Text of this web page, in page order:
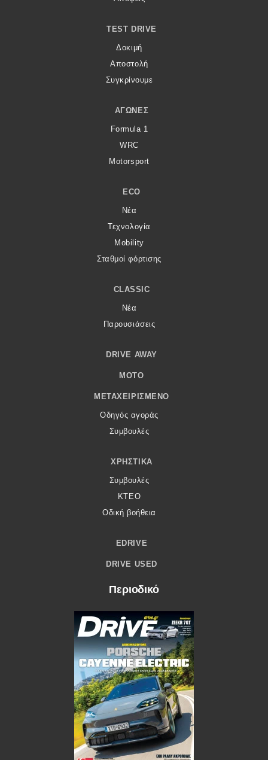
TEST DRIVE
Δοκιμή
Αποστολή
Συγκρίνουμε
ΑΓΏΝΕΣ
Formula 1
WRC
Motorsport
ECO
Νέα
Τεχνολογία
Mobility
Σταθμοί φόρτισης
CLASSIC
Νέα
Παρουσιάσεις
DRIVE AWAY
MOTO
ΜΕΤΑΧΕΙΡΙΣΜΈΝΟ
Οδηγός αγοράς
Συμβουλές
ΧΡΗΣΤΙΚΆ
Συμβουλές
ΚΤΕΟ
Οδική βοήθεια
EDRIVE
DRIVE USED
Περιοδικό